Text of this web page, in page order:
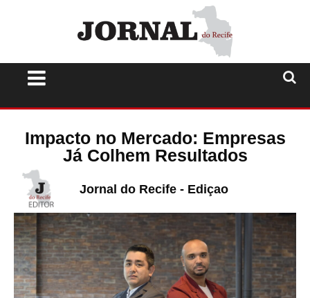
Impacto no Mercado: Empresas
Já Colhem Resultados
Jornal do Recife - Ediçao